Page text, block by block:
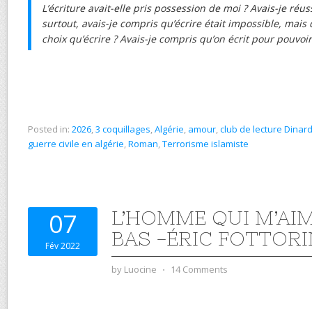
L’écriture avait-elle pris possession de moi ? Avais-je
surtout, avais-je compris qu’écrire était impossible, mais
choix qu’écrire ? Avais-je compris qu’on écrit pour
Posted in: 2026,3 coquillages,Algérie, amour,club de lecture Dinard
guerre civile en algérie,Roman,Terrorisme islamiste
07
Fév 2022
L’HOMME QUI
BAS -ÉRIC
by Luocine ⋅ 14 Comments